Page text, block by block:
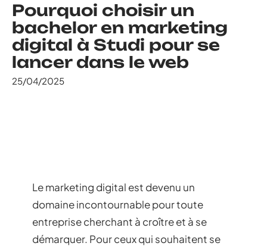
Pourquoi choisir un
bachelor en marketing
digital à Studi pour se
lancer dans le web
25/04/2025
Le marketing digital est devenu un
domaine incontournable pour toute
entreprise cherchant à croître et à se
démarquer. Pour ceux qui souhaitent se